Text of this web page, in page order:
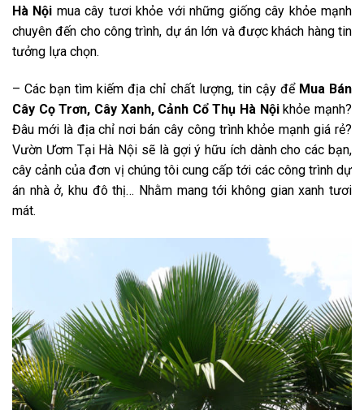
Hà Nội mua cây tươi khỏe vớinhững giống cây khỏe mạnh
chuyên đến cho công trình, dự án lớn và được khách hàng tin
tưởng lựa chọn.
– Các bạn tìm kiếm địa chỉ chất lượng, tin cậy để Mua Bán
Cây Cọ Trơn, Cây Xanh, Cảnh Cổ Thụ Hà Nộikhỏe mạnh?
Đâu mới là địa chỉ nơi bán cây công trình khỏe mạnh giá rẻ?
Vườn Ươm Tại Hà Nội sẽ là gợi ý hữu ích dành cho các bạn,
cây cảnh của đơn vị chúng tôi cung cấp tới các công trình dự
án nhà ở, khu đô thị… Nhằm mang tới không gian xanh tươi
mát.